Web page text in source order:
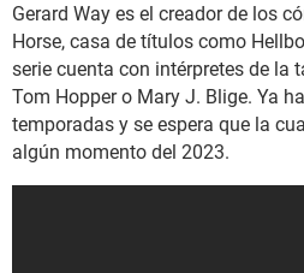
Gerard Way es el creador de los
Horse, casa de títulos como
serie cuenta con intérpretes de la
Tom Hopper o Mary J. Blige. Ya
temporadas y se espera que la
algún momento del 2023.